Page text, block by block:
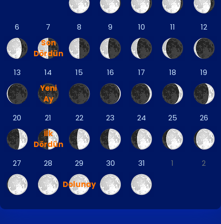
6
7
Son
Dördün
8 9 10 11 12
13
14
Yeni
Ay
15 16 17 18 19
20
21
İlk
Dördün
22 23 24 25 26
27 28 29
Dolunay
30 31 1 2